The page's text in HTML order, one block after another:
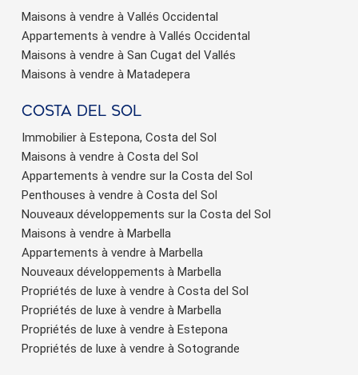
Maisons à vendre à Vallés Occidental
Appartements à vendre à Vallés Occidental
Maisons à vendre à San Cugat del Vallés
Maisons à vendre à Matadepera
Costa del sol
Immobilier à Estepona, Costa del Sol
Maisons à vendre à Costa del Sol
Appartements à vendre sur la Costa del Sol
Penthouses à vendre à Costa del Sol
Nouveaux développements sur la Costa del Sol
Maisons à vendre à Marbella
Appartements à vendre à Marbella
Nouveaux développements à Marbella
Propriétés de luxe à vendre à Costa del Sol
Propriétés de luxe à vendre à Marbella
Propriétés de luxe à vendre à Estepona
Propriétés de luxe à vendre à Sotogrande